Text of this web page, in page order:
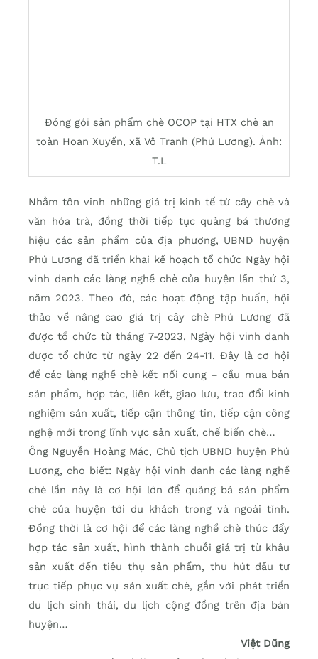
Đóng gói sản phẩm chè OCOP tại HTX chè an
toàn Hoan Xuyến, xã Vô Tranh (Phú Lương). Ảnh:
T.L
Nhằm tôn vinh những giá trị kinh tế từ cây chè và
văn hóa trà, đồng thời tiếp tục quảng bá thương
hiệu các sản phẩm của địa phương, UBND huyện
Phú Lương đã triển khai kế hoạch tổ chức Ngày hội
vinh danh các làng nghề chè của huyện lần thứ 3,
năm 2023. Theo đó, các hoạt động tập huấn, hội
thảo về nâng cao giá trị cây chè Phú Lương đã
được tổ chức từ tháng 7-2023, Ngày hội vinh danh
được tổ chức từ ngày 22 đến 24-11. Đây là cơ hội
để các làng nghề chè kết nối cung – cầu mua bán
sản phẩm, hợp tác, liên kết, giao lưu, trao đổi kinh
nghiệm sản xuất, tiếp cận thông tin, tiếp cận công
nghệ mới trong lĩnh vực sản xuất, chế biến chè…
Ông Nguyễn Hoàng Mác, Chủ tịch UBND huyện Phú
Lương, cho biết: Ngày hội vinh danh các làng nghề
chè lần này là cơ hội lớn để quảng bá sản phẩm
chè của huyện tới du khách trong và ngoài tỉnh.
Đồng thời là cơ hội để các làng nghề chè thúc đẩy
hợp tác sản xuất, hình thành chuỗi giá trị từ khâu
sản xuất đến tiêu thụ sản phẩm, thu hút đầu tư
trực tiếp phục vụ sản xuất chè, gắn với phát triển
du lịch sinh thái, du lịch cộng đồng trên địa bàn
huyện…
Việt Dũng